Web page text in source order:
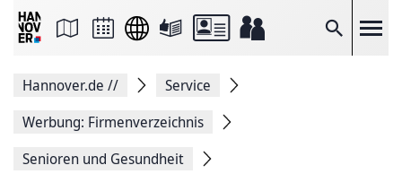
Suche
Seite
Facebook
teilen
Seitenlink
Hannover.de //
Service
Werbung: Firmenverzeichnis
Senioren und Gesundheit